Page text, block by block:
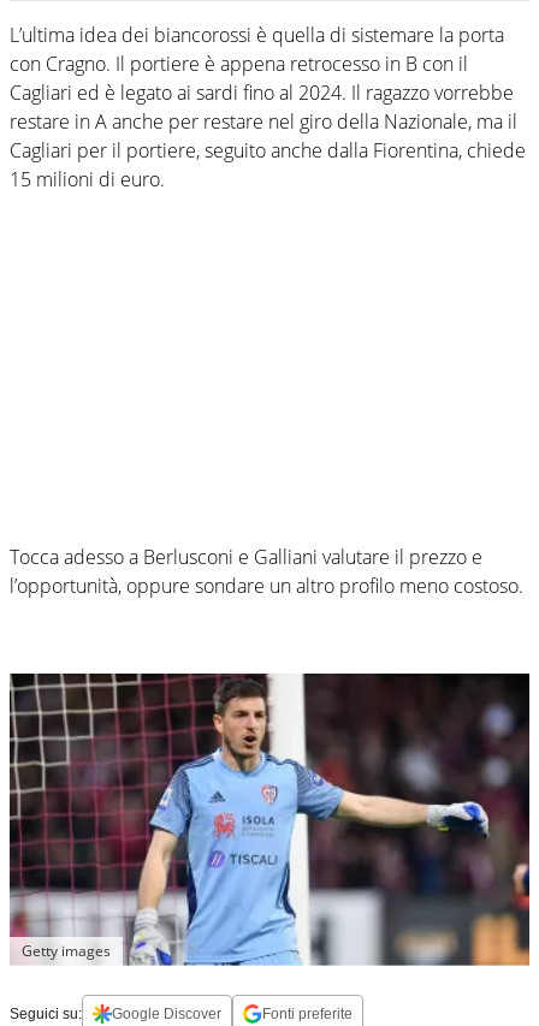
L’ultima idea dei biancorossi è quella di sistemare la porta
con Cragno. Il portiere è appena retrocesso in B con il
Cagliari ed è legato ai sardi fino al 2024. Il ragazzo vorrebbe
restare in A anche per restare nel giro della Nazionale, ma il
Cagliari per il portiere, seguito anche dalla Fiorentina, chiede
15 milioni di euro.
Tocca adesso a Berlusconi e Galliani valutare il prezzo e
l’opportunità, oppure sondare un altro profilo meno costoso.
Getty images
Seguici su: Google Discover Fonti preferite